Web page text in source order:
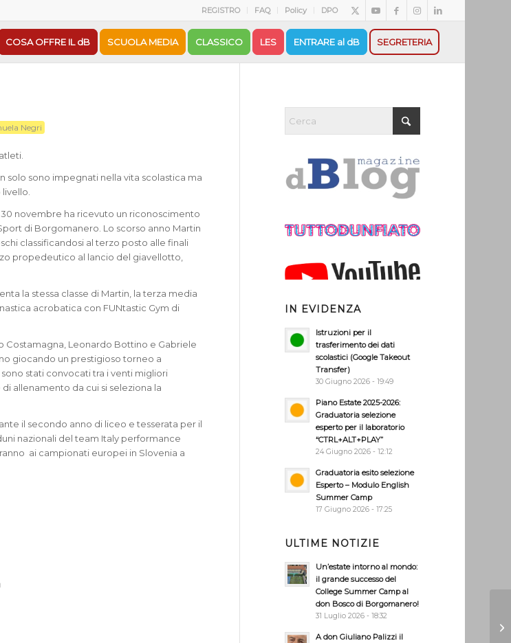
REGISTRO FAQ Policy DPO
COSA OFFRE IL dB SCUOLA MEDIA CLASSICO LES ENTRARE al dB SEGRETERIA
Negri
solo sono impegnati nella vita scolastica ma
novembre ha ricevuto un riconoscimento
di Borgomanero. Lo scorso anno Martin
classificandosi al terzo posto alle finali
propedeutico al lancio del giavellotto,
la stessa classe di Martin, la terza media
acrobatica con FUNtastic Gym di
Costamagna, Leonardo Bottino e Gabriele
giocando un prestigioso torneo a
stati convocati tra i venti migliori
allenamento da cui si seleziona la
il secondo anno di liceo e tesserata per il
nazionali del team Italy performance
ai campionati europei in Slovenia a
IN EVIDENZA
Istruzioni per il
trasferimento dei dati
scolastici (Google Takeout
Transfer)
30 Giugno 2026 - 19:49
Piano Estate 2025-2026:
Graduatoria selezione
esperto per il laboratorio
“CTRL+ALT+PLAY”
24 Giugno 2026 - 12:12
Graduatoria esito selezione
Esperto – Modulo English
Summer Camp
17 Giugno 2026 - 17:25
ULTIME NOTIZIE
Un’estate intorno al mondo:
il grande successo del
College Summer Camp al
don Bosco di Borgomanero!
31 Luglio 2026 - 18:32
A don Giuliano Palizzi il